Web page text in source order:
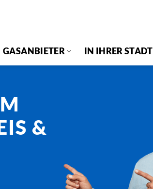
GASANBIETER IN IHRER STADT
&